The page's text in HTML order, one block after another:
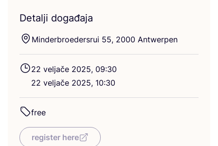
Detalji događaja
Min­der­bro­eder­srui 55, 2000 Antwerpen
22 velja­če 2025, 09:30
22 velja­če 2025, 10:30
free
register here